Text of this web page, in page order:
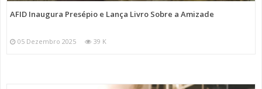
AFID Inaugura Presépio e Lança Livro Sobre a Amizade
05 Dezembro 2025 39 K